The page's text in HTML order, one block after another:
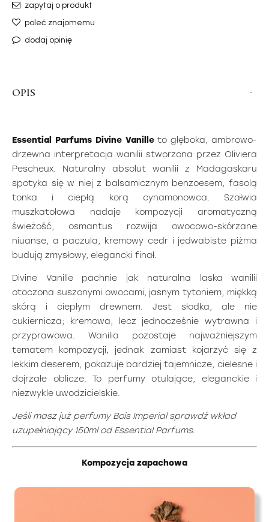
zapytaj o produkt
poleć znajomemu
dodaj opinię
OPIS
Essential Parfums Divine Vanilleto głęboka, ambrowo-
drzewna interpretacja wanilii stworzona przez Oliviera
Pescheux. Naturalny absolut wanilii z Madagaskaru
spotyka się w niej z balsamicznym benzoesem, fasolą
tonka i ciepłą korą cynamonowca. Szałwia
muszkatołowa nadaje kompozycji aromatyczną
świeżość, osmantus rozwija owocowo-skórzane
niuanse, a paczula, kremowy cedr i jedwabiste piżma
budują zmysłowy, elegancki finał.
Divine Vanille pachnie jak naturalna laska wanilii
otoczona suszonymi owocami, jasnym tytoniem, miękką
skórą i ciepłym drewnem. Jest słodka, ale nie
cukiernicza; kremowa, lecz jednocześnie wytrawna i
przyprawowa. Wanilia pozostaje najważniejszym
tematem kompozycji, jednak zamiast kojarzyć się z
lekkim deserem, pokazuje bardziej tajemnicze, cielesne i
dojrzałe oblicze. To perfumy otulające, eleganckie i
niezwykle uwodzicielskie.
Jeśli masz już perfumy Bois Imperial sprawdź wkład
uzupełniający 150ml od Essential Parfums.
Kompozycja zapachowa